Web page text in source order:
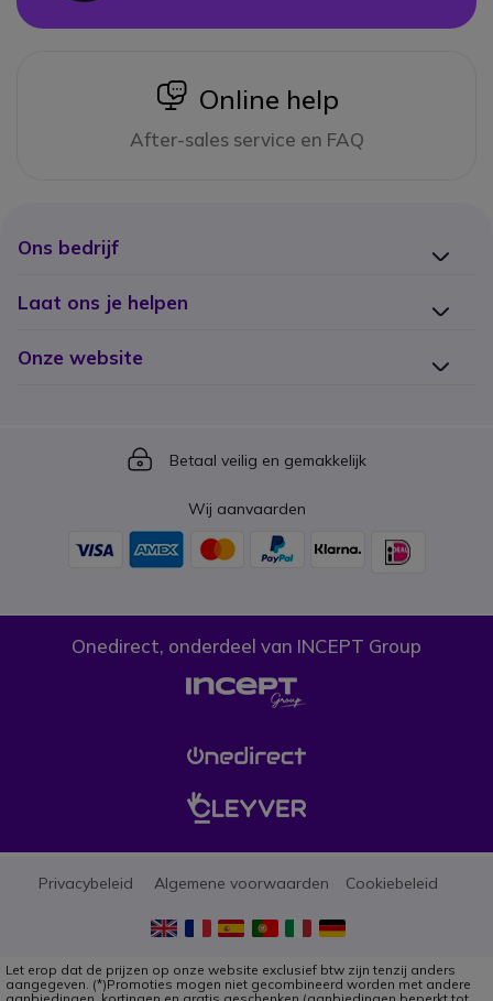
icon
Online help
After-sales service en FAQ
Ons bedrijf
Laat ons je helpen
Onze website
Icon
Betaal veilig en gemakkelijk
Wij aanvaarden
Onedirect, onderdeel van INCEPT Group
Privacybeleid Algemene voorwaarden Cookiebeleid
Let erop dat de prijzen op onze website exclusief btw zijn tenzij anders
aangegeven. (*)Promoties mogen niet gecombineerd worden met andere